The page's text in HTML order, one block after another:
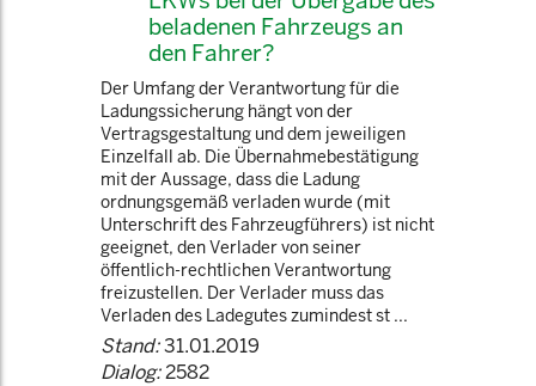
beladenen Fahrzeugs an
den Fahrer?
Der Umfang der Verantwortung für die
Ladungssicherung hängt von der
Vertragsgestaltung und dem jeweiligen
Einzelfall ab. Die Übernahmebestätigung
mit der Aussage, dass die Ladung
ordnungsgemäß verladen wurde (mit
Unterschrift des Fahrzeugführers) ist nicht
geeignet, den Verlader von seiner
öffentlich-rechtlichen Verantwortung
freizustellen. Der Verlader muss das
Verladen des Ladegutes zumindest st ...
Stand:31.01.2019
Dialog:2582